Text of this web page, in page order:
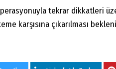
tekrar dikkatleri
karşısına çıkarılması